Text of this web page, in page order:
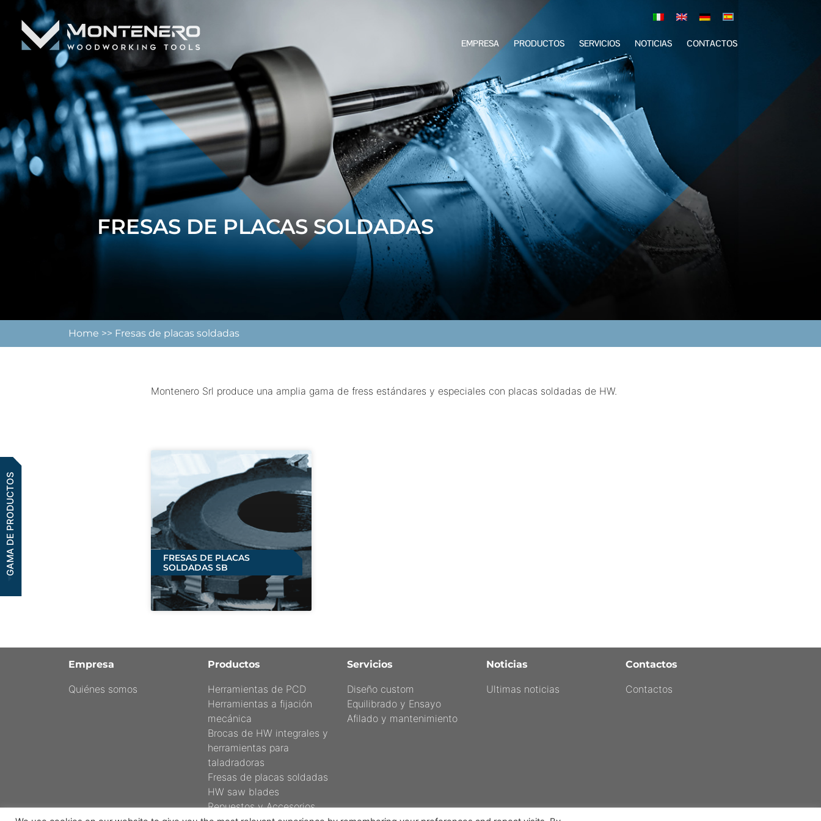
EMPRESA PRODUCTOS SERVICIOS NOTICIAS CONTACTOS
FRESAS DE PLACAS SOLDADAS
Home >> Fresas de placas soldadas
Montenero Srl produce una amplia gama de fress estándares y especiales con placas soldadas de HW.
GAMA DE PRODUCTOS
FRESAS DE PLACAS
SOLDADAS SB
Empresa
Quiénes somos
Productos
Herramientas de PCD
Herramientas a fijación
mecánica
Brocas de HW integrales y
herramientas para
taladradoras
Fresas de placas soldadas
HW saw blades
Repuestos y Accesorios
Servicios
Diseño custom
Equilibrado y Ensayo
Afilado y mantenimiento
Noticias
Ultimas noticias
Contactos
Contactos